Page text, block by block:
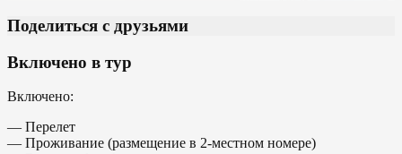
Поделиться с друзьями
Включено в тур
Включено:
— Перелет
— Проживание (размещение в 2-местном номере)